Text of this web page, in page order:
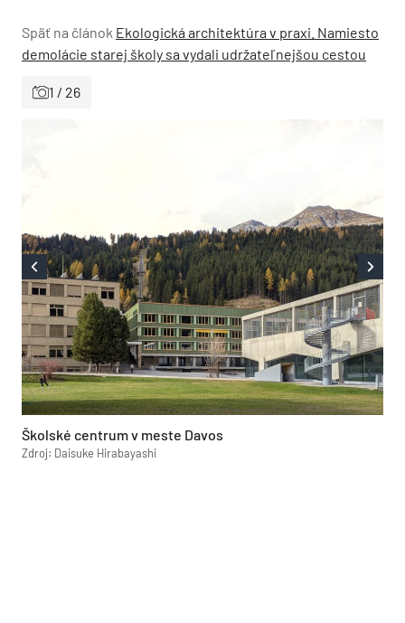
Späť na článok Ekologická architektúra v praxi. Namiesto
demolácie starej školy sa vydali udržateľnejšou cestou
1 / 26
Školské centrum v meste Davos
Zdroj: Daisuke Hirabayashi